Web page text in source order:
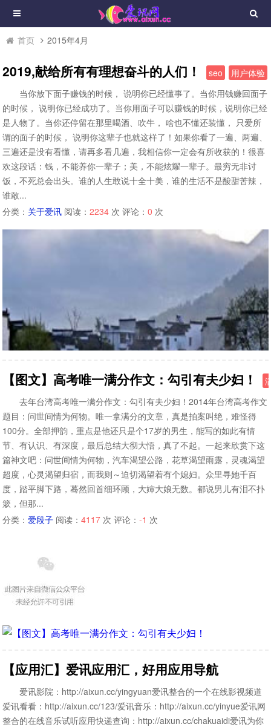
首页 2015年4月
2019,献给所有有理想奋斗的人们！ seo
用户体验
当你放下面子赚钱的时候， 说明你已经懂事了。当你用钱赚回面子
的时候， 说明你已经成功了。当你用面子可以赚钱的时候，说明你已经
是人物了。当你还停留在那里喝酒、吹牛， 啥也不懂还装懂， 只爱所
谓的面子的时候， 说明你这辈子也就这样了！如果你看了一遍、两遍、
三遍还是没有看懂，请再多看几遍，我相信你一定会有所收获的！很喜
欢这段话：钱，不能养你一辈子；美，不能炫耀一辈子。最穷无非讨
饭，不死总会出头。谁的人生敢说十全十美，谁的生活不是酸甜苦辣，
谁敢...
分类： 关于爱讯 阅读：2234 次 评论：0 次
【图文】高考唯一满分作文：勾引有夫少妇！
去年台湾高考唯一满分作文：勾引有夫少妇！2014年台湾高考作文
题目：问世间情为何物。唯一拿满分的文章，真是拍案叫绝，难怪得
100分。全部押韵，重点是他还只是个17岁的男生，能写的如此有情
节、有认识、有深度，最后总结大彻大悟，真了不起。一起来欣赏下这
篇神文吧：问世间情为何物，汽车渴望公路，花草渴望雨露，灵魂渴望
超度，心灵渴望归宿，而我则～迫切渴望着有个媳妇。众里寻她千百
度，踏平脚下路，蓦然回首细环顾，大婶大娘无数。都说男儿有泪不扑
簌，但那...
分类：爱段子 阅读：4117 次 评论：-1 次
【应用汇】爱讯应用汇，好用应用导航
爱讯影院：http://aixun.cc/yingyuan爱讯整合的一个在线影视频道
爱讯看看：http://aixun.cc/123/爱讯音乐：http://aixun.cc/yinyue爱讯网
整合的在线音乐试听应用快递查询：http://aixun.cc/chakuaidi爱讯为你